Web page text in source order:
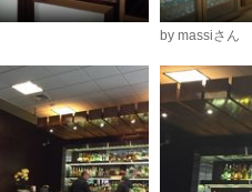
by massiさん